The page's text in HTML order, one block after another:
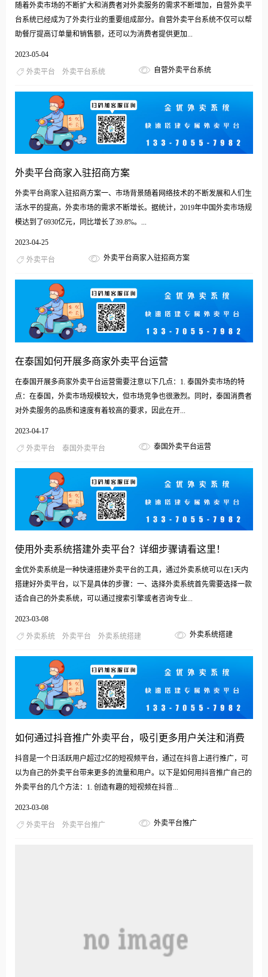
随着外卖市场的不断扩大和消费者对外卖服务的需求不断增加，自营外卖平
台系统已经成为了外卖行业的重要组成部分。自营外卖平台系统不仅可以帮
助餐厅提高订单量和销售额，还可以为消费者提供更加...
2023-05-04
外卖平台 外卖平台系统 自营外卖平台系统
外卖平台商家入驻招商方案
外卖平台商家入驻招商方案一、市场背景随着网络技术的不断发展和人们生
活水平的提高，外卖市场的需求不断增长。据统计，2019年中国外卖市场规
模达到了6930亿元，同比增长了39.8%。...
2023-04-25
外卖平台 外卖平台商家入驻招商方案
在泰国如何开展多商家外卖平台运营
在泰国开展多商家外卖平台运营需要注意以下几点：1. 泰国外卖市场的特
点：在泰国，外卖市场规模较大，但市场竞争也很激烈。同时，泰国消费者
对外卖服务的品质和速度有着较高的要求，因此在开...
2023-04-17
外卖平台 泰国外卖平台 泰国外卖平台运营
使用外卖系统搭建外卖平台？详细步骤请看这里！
金优外卖系统是一种快速搭建外卖平台的工具，通过外卖系统可以在1天内
搭建好外卖平台，以下是具体的步骤：一、选择外卖系统首先需要选择一款
适合自己的外卖系统，可以通过搜索引擎或者咨询专业...
2023-03-08
外卖系统 外卖平台 外卖系统搭建 外卖系统搭建
如何通过抖音推广外卖平台，吸引更多用户关注和消费
抖音是一个日活跃用户超过2亿的短视频平台，通过在抖音上进行推广，可
以为自己的外卖平台带来更多的流量和用户。以下是如何用抖音推广自己的
外卖平台的几个方法：1. 创造有趣的短视频在抖音...
2023-03-08
外卖平台 外卖平台推广 外卖平台推广